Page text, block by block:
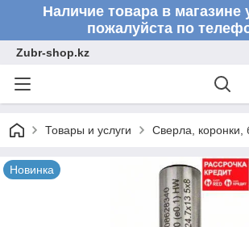
Наличие товара в магазине
пожалуйста по
Zubr-shop.kz
Товары и услуги Сверла, коронки,
Новинка